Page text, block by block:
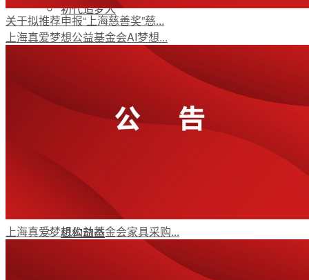
初代追梦人
年报动态
党政要闻
机构动态
关于拟推荐申报“上海慈善奖”慈...
上海真爱梦想公益基金会AI梦想...
上海真爱梦想公益基金会家具采购...